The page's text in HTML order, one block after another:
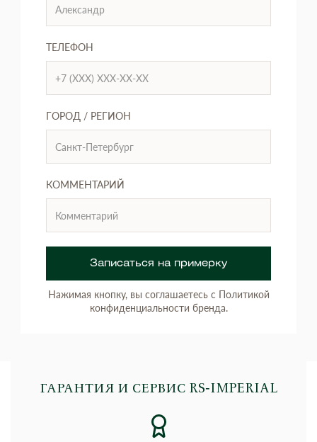
ТЕЛЕФОН
ГОРОД / РЕГИОН
КОММЕНТАРИЙ
Записаться на примерку
Нажимая кнопку, вы соглашаетесь с Политикой
конфиденциальности бренда.
ГАРАНТИЯ И СЕРВИС RS‑IMPERIAL